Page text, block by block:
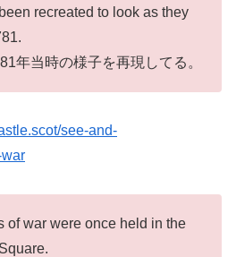
recreated to look as they
年当時の様子を再現してる。
see-and-
of war were once held in the